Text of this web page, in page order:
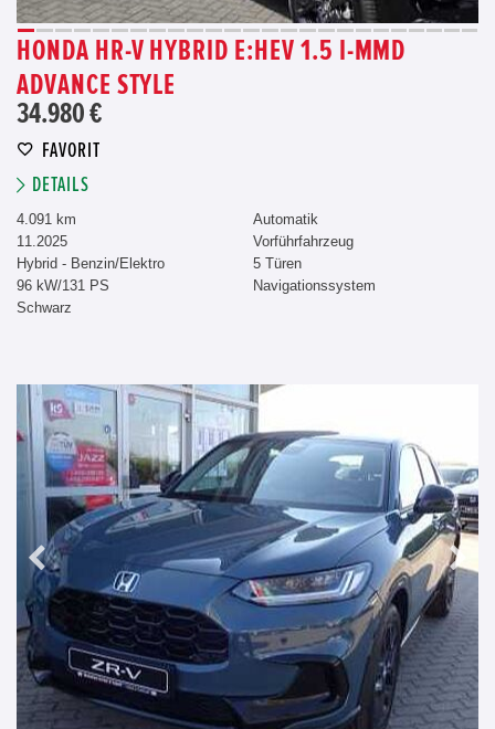
HONDA HR-V HYBRID E:HEV 1.5 I-MMD
ADVANCE STYLE
34.980 €
FAVORIT
DETAILS
4.091 km
11.2025
Hybrid - Benzin/Elektro
96 kW/131 PS
Schwarz
Automatik
Vorführfahrzeug
5 Türen
Navigationssystem